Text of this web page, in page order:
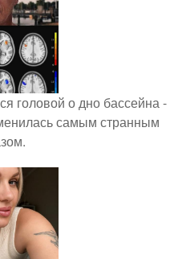
головой о дно бассейна -
самым странным